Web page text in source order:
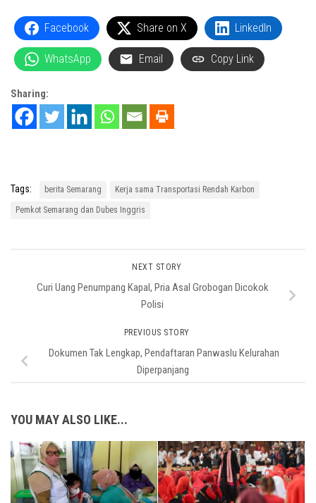
Facebook Share on X LinkedIn
WhatsApp Email Copy Link
Sharing:
Tags: berita Semarang Kerja sama Transportasi Rendah Karbon
Pemkot Semarang dan Dubes Inggris
NEXT STORY
Curi Uang Penumpang Kapal, Pria Asal Grobogan Dicokok
Polisi
PREVIOUS STORY
Dokumen Tak Lengkap, Pendaftaran Panwaslu Kelurahan
Diperpanjang
YOU MAY ALSO LIKE...